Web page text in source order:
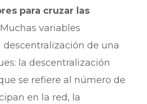
para cruzar las
Muchas variables
de una
la descentralización
se refiere al número de
en la red, la